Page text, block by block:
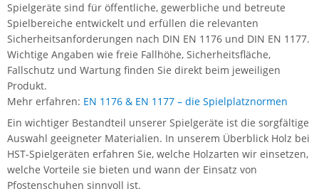
Spielgeräte sind für öffentliche, gewerbliche und betreute
Spielbereiche entwickelt und erfüllen die relevanten
Sicherheitsanforderungen nach DIN EN 1176 und DIN EN 1177.
Wichtige Angaben wie freie Fallhöhe, Sicherheitsfläche,
Fallschutz und Wartung finden Sie direkt beim jeweiligen
Produkt.
Mehr erfahren: EN 1176 & EN 1177 – die Spielplatznormen
Ein wichtiger Bestandteil unserer Spielgeräte ist die sorgfältige
Auswahl geeigneter Materialien. In unserem Überblick Holz bei
HST-Spielgeräten erfahren Sie, welche Holzarten wir einsetzen,
welche Vorteile sie bieten und wann der Einsatz von
Pfostenschuhen sinnvoll ist.